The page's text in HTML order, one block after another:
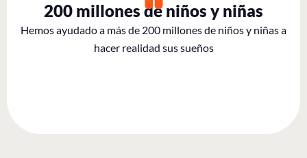
200 millones de niños y niñas
Hemos ayudado a más de 200 millones de niños y niñas a
hacer realidad sus sueños